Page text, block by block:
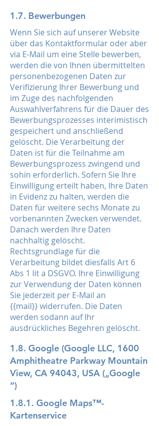
1.7. Bewerbungen
Wenn Sie sich auf unserer Website
über das Kontaktformular oder aber
via E-Mail um eine Stelle bewerben,
werden die von Ihnen übermittelten
personenbezogenen Daten zur
Verifizierung Ihrer Bewerbung und
im Zuge des nachfolgenden
Auswahlverfahrens für die Dauer des
Bewerbungsprozesses interimistisch
gespeichert und anschließend
gelöscht. Die Verarbeitung der
Daten ist für die Teilnahme am
Bewerbungsprozess zwingend und
sohin erforderlich. Sofern Sie Ihre
Einwilligung erteilt haben, Ihre Daten
in Evidenz zu halten, werden die
Daten für weitere sechs Monate zu
vorbenannten Zwecken verwendet.
Danach werden Ihre Daten
nachhaltig gelöscht.
Rechtsgrundlage für die
Verarbeitung bildet diesfalls Art 6
Abs 1 lit a DSGVO. Ihre Einwilligung
zur Verwendung der Daten können
Sie jederzeit per E-Mail an
{{mail}} widerrufen. Die Daten
werden sodann auf Ihr
ausdrückliches Begehren gelöscht.
1.8. Google (Google LLC, 1600
Amphitheatre Parkway Mountain
View, CA 94043, USA („Google
“)
1.8.1. Google Maps™-
Kartenservice